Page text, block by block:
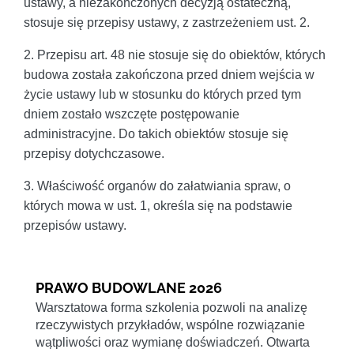
stosuje się przepisy ustawy, z zastrzeżeniem ust. 2.
2. Przepisu art. 48 nie stosuje się do obiektów, których
budowa została zakończona przed dniem wejścia w
życie ustawy lub w stosunku do których przed tym
dniem zostało wszczęte postępowanie
administracyjne. Do takich obiektów stosuje się
przepisy dotychczasowe.
3. Właściwość organów do załatwiania spraw, o
których mowa w ust. 1, określa się na podstawie
przepisów ustawy.
PRAWO BUDOWLANE 2026
Warsztatowa forma szkolenia pozwoli na analizę
rzeczywistych przykładów, wspólne rozwiązanie
wątpliwości oraz wymianę doświadczeń. Otwarta